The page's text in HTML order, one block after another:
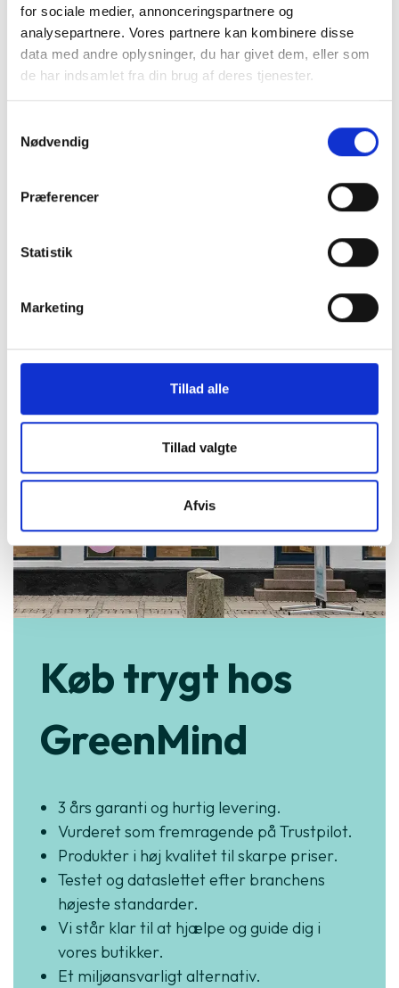
for sociale medier, annonceringspartnere og
analysepartnere. Vores partnere kan kombinere disse
data med andre oplysninger, du har givet dem, eller som
de har indsamlet fra din brug af deres tjenester.
Nødvendig
Præferencer
Statistik
Marketing
Tillad alle
Tillad valgte
Afvis
Skærmbeskyttelse Samsung
Montering (OBS.
inkluderet!)
Køb trygt hos
GreenMind
3 års garanti og hurtig levering.
Vurderet som fremragende på Trustpilot.
Produkter i høj kvalitet til skarpe priser.
Testet og dataslettet efter branchens
højeste standarder.
Vi står klar til at hjælpe og guide dig i
vores butikker.
Et miljøansvarligt alternativ.